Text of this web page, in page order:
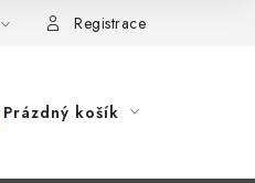
Registrace
Prázdný košík